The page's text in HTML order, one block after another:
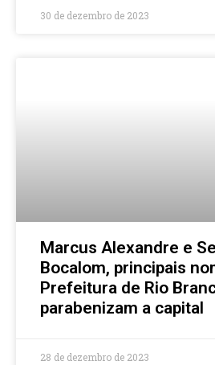
30 de dezembro de 2023
Marcus Alexandre e
Bocalom, principais
Prefeitura de Rio
parabenizam a capital
28 de dezembro de 2023